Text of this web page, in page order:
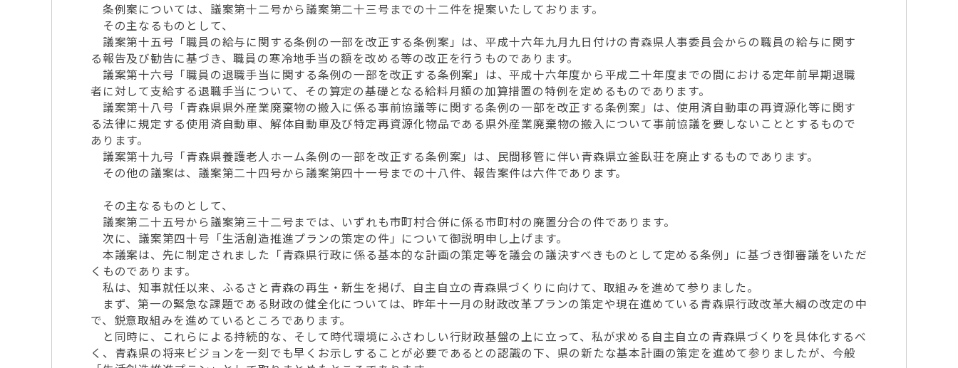
条例案については、議案第十二号から議案第二十三号までの十二件を提案いたしております。
その主なるものとして、
議案第十五号「職員の給与に関する条例の一部を改正する条例案」は、平成十六年九月九日付けの青森県人事委員会からの職員の給与に関す
る報告及び勧告に基づき、職員の寒冷地手当の額を改める等の改正を行うものであります。
議案第十六号「職員の退職手当に関する条例の一部を改正する条例案」は、平成十六年度から平成二十年度までの間における定年前早期退職
者に対して支給する退職手当について、その算定の基礎となる給料月額の加算措置の特例を定めるものであります。
議案第十八号「青森県県外産業廃棄物の搬入に係る事前協議等に関する条例の一部を改正する条例案」は、使用済自動車の再資源化等に関す
る法律に規定する使用済自動車、解体自動車及び特定再資源化物品である県外産業廃棄物の搬入について事前協議を要しないこととするもので
あります。
議案第十九号「青森県養護老人ホーム条例の一部を改正する条例案」は、民間移管に伴い青森県立釜臥荘を廃止するものであります。
その他の議案は、議案第二十四号から議案第四十一号までの十八件、報告案件は六件であります。
その主なるものとして、
議案第二十五号から議案第三十二号までは、いずれも市町村合併に係る市町村の廃置分合の件であります。
次に、議案第四十号「生活創造推進プランの策定の件」について御説明申し上げます。
本議案は、先に制定されました「青森県行政に係る基本的な計画の策定等を議会の議決すべきものとして定める条例」に基づき御審議をいただ
くものであります。
私は、知事就任以来、ふるさと青森の再生・新生を掲げ、自主自立の青森県づくりに向けて、取組みを進めて参りました。
まず、第一の緊急な課題である財政の健全化については、昨年十一月の財政改革プランの策定や現在進めている青森県行政改革大綱の改定の中
で、鋭意取組みを進めているところであります。
と同時に、これらによる持続的な、そして時代環境にふさわしい行財政基盤の上に立って、私が求める自主自立の青森県づくりを具体化するべ
く、青森県の将来ビジョンを一刻でも早くお示しすることが必要であるとの認識の下、県の新たな基本計画の策定を進めて参りましたが、今般